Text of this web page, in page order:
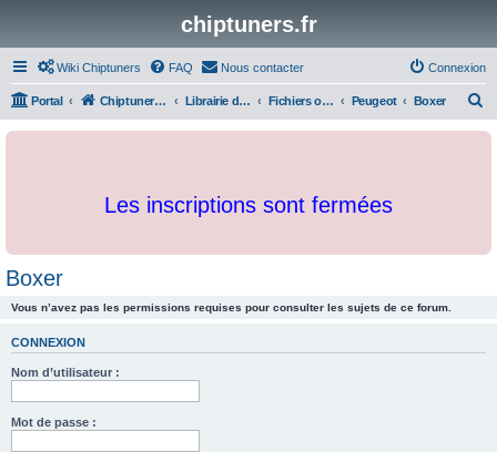
chiptuners.fr
Wiki Chiptuners FAQ Nous contacter Connexion
Portal Chiptuners.fr Librairie de documents et originaux Fichiers originaux Peugeot Boxer
c
Les inscriptions sont fermées
Boxer
Vous n’avez pas les permissions requises pour consulter les sujets de ce forum.
CONNEXION
Nom d’utilisateur :
Mot de passe :